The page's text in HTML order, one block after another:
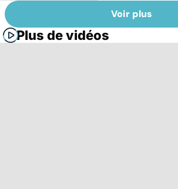
Voir plus
Plus de vidéos